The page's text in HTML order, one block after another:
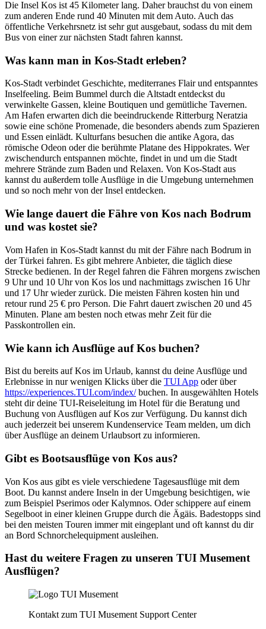
Die Insel Kos ist 45 Kilometer lang. Daher brauchst du von einem
zum anderen Ende rund 40 Minuten mit dem Auto. Auch das
öffentliche Verkehrsnetz ist sehr gut ausgebaut, sodass du mit dem
Bus von einer zur nächsten Stadt fahren kannst.
Was kann man in Kos-Stadt erleben?
Kos-Stadt verbindet Geschichte, mediterranes Flair und entspanntes
Inselfeeling. Beim Bummel durch die Altstadt entdeckst du
verwinkelte Gassen, kleine Boutiquen und gemütliche Tavernen.
Am Hafen erwarten dich die beeindruckende Ritterburg Neratzia
sowie eine schöne Promenade, die besonders abends zum Spazieren
und Essen einlädt. Kulturfans besuchen die antike Agora, das
römische Odeon oder die berühmte Platane des Hippokrates. Wer
zwischendurch entspannen möchte, findet in und um die Stadt
mehrere Strände zum Baden und Relaxen. Von Kos-Stadt aus
kannst du außerdem tolle Ausflüge in die Umgebung unternehmen
und so noch mehr von der Insel entdecken.
Wie lange dauert die Fähre von Kos nach Bodrum
und was kostet sie?
Vom Hafen in Kos-Stadt kannst du mit der Fähre nach Bodrum in
der Türkei fahren. Es gibt mehrere Anbieter, die täglich diese
Strecke bedienen. In der Regel fahren die Fähren morgens zwischen
9 Uhr und 10 Uhr von Kos los und nachmittags zwischen 16 Uhr
und 17 Uhr wieder zurück. Die meisten Fähren kosten hin und
retour rund 25 € pro Person. Die Fahrt dauert zwischen 20 und 45
Minuten. Plane am besten noch etwas mehr Zeit für die
Passkontrollen ein.
Wie kann ich Ausflüge auf Kos buchen?
Bist du bereits auf Kos im Urlaub, kannst du deine Ausflüge und
Erlebnisse in nur wenigen Klicks über die TUI App oder über
https://experiences.TUI.com/index/buchen. In ausgewählten Hotels
steht dir deine TUI-Reiseleitung im Hotel für die Beratung und
Buchung von Ausflügen auf Kos zur Verfügung. Du kannst dich
auch jederzeit bei unserem Kundenservice Team melden, um dich
über Ausflüge an deinem Urlaubsort zu informieren.
Gibt es Bootsausflüge von Kos aus?
Von Kos aus gibt es viele verschiedene Tagesausflüge mit dem
Boot. Du kannst andere Inseln in der Umgebung besichtigen, wie
zum Beispiel Pserimos oder Kalymnos. Oder schippere auf einem
Segelboot in einer kleinen Gruppe durch die Ägäis. Badestopps sind
bei den meisten Touren immer mit eingeplant und oft kannst du dir
an Bord Schnorchelequipment ausleihen.
Hast du weitere Fragen zu unseren TUI Musement
Ausflügen?
Kontakt zum TUI Musement Support Center